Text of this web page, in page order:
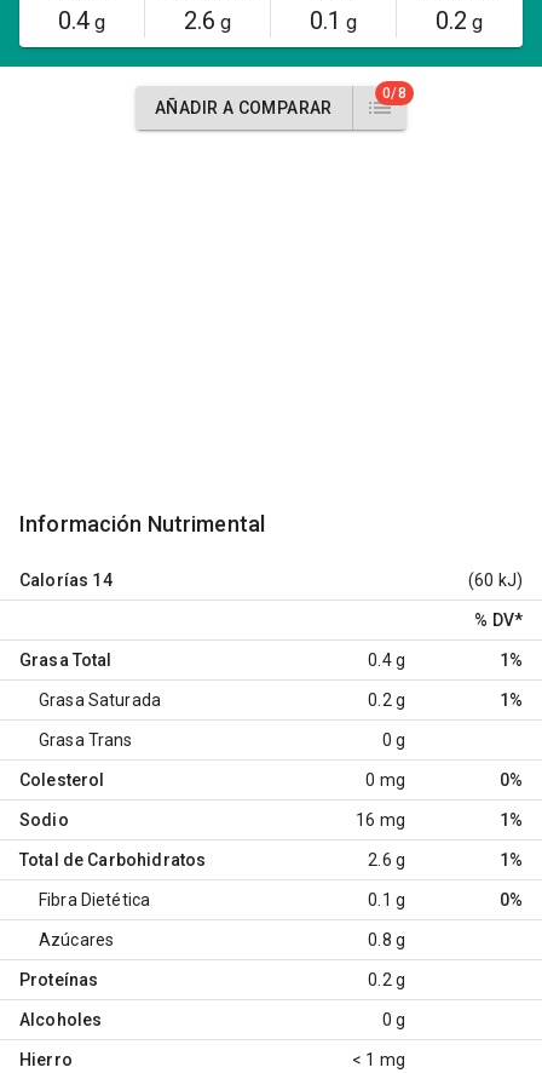
0.4g 2.6 g 0.1 g 0.2 g
AÑADIR A COMPARAR
0/8
Información Nutrimental
Calorías 14 (60 kJ)
% DV*
Grasa Total 0.4 g 1%
Grasa Saturada 0.2 g 1%
Grasa Trans 0 g
Colesterol 0 mg 0%
Sodio 16 mg 1%
Total de Carbohidratos 2.6 g 1%
Fibra Dietética 0.1 g 0%
Azúcares 0.8 g
Proteínas 0.2 g
Alcoholes 0 g
Hierro < 1 mg